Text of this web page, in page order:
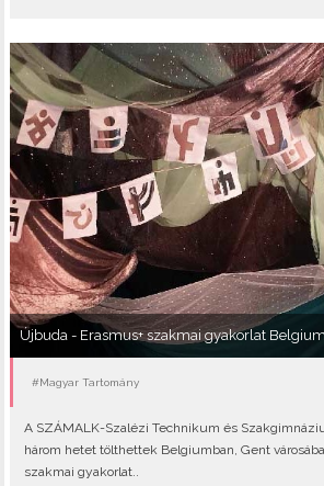
Újbuda - Erasmus+ szakmai gyakorlat
#Magyar Tartomány
A SZÁMALK-Szalézi Technikum és
három hetet tölthettek Belgiumban, Gent
szakmai gyakorlat..